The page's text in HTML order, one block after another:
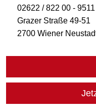
02622 / 822 00 -
Grazer Straße 49-51
2700 Wiener